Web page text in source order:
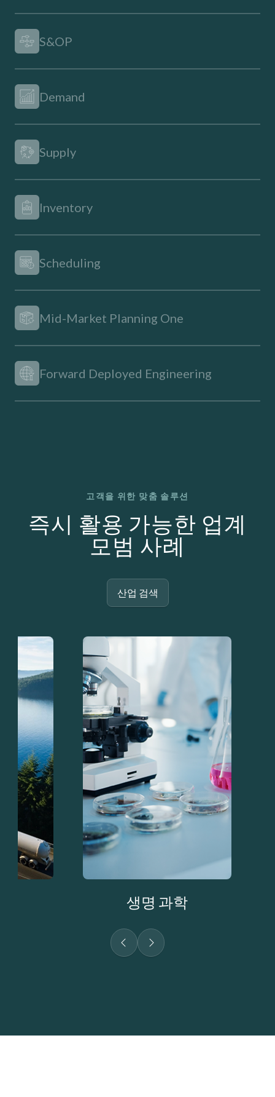
S&OP
Demand
Supply
Inventory
Scheduling
Mid-Market Planning One
Forward Deployed Engineering
고객을 위한 맞춤 솔루션
즉시 활용 가능한 업계
모범 사례
산업 검색
생명 과학